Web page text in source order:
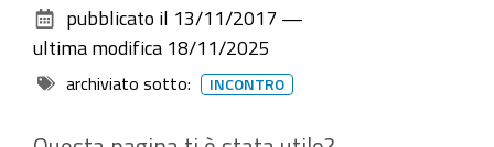
documento
pubblicato il 13/11/2017 —
ultima modifica 18/11/2025
archiviato sotto: INCONTRO